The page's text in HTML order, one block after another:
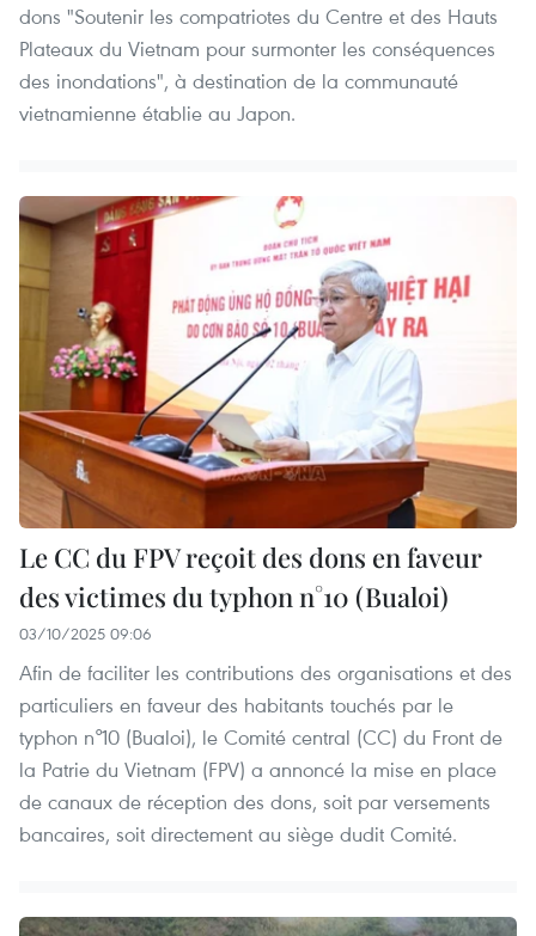
dons "Soutenir les compatriotes du Centre et des Hauts
Plateaux du Vietnam pour surmonter les conséquences
des inondations", à destination de la communauté
vietnamienne établie au Japon.
Le CC du FPV reçoit des dons en faveur
des victimes du typhon n°10 (Bualoi)
03/10/2025 09:06
Afin de faciliter les contributions des organisations et des
particuliers en faveur des habitants touchés par le
typhon n°10 (Bualoi), le Comité central (CC) du Front de
la Patrie du Vietnam (FPV) a annoncé la mise en place
de canaux de réception des dons, soit par versements
bancaires, soit directement au siège dudit Comité.